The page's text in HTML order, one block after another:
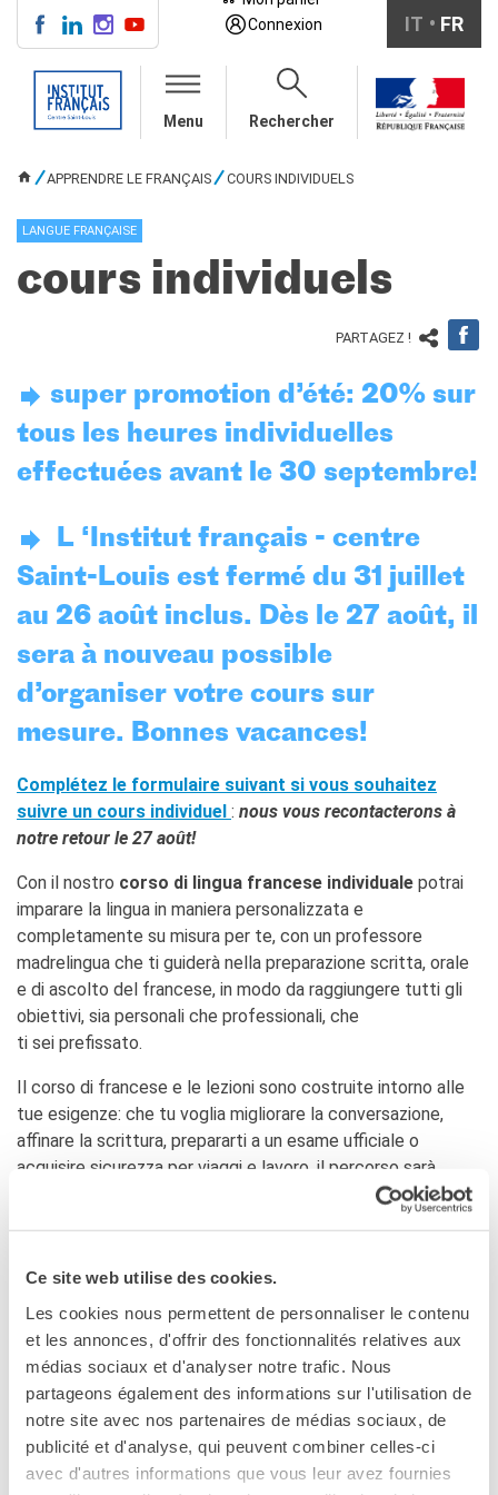
Ce site web utilise des cookies.
Les cookies nous permettent de personnaliser le contenu
et les annonces, d'offrir des fonctionnalités relatives aux
médias sociaux et d'analyser notre trafic. Nous
partageons également des informations sur l'utilisation de
notre site avec nos partenaires de médias sociaux, de
publicité et d'analyse, qui peuvent combiner celles-ci
avec d'autres informations que vous leur avez fournies
CENTRE SAINT-LOUIS
INFOS PRATIQUES
COURS DE FRANÇAIS
collectifs pour ados
entreprises/institutions
en auto-apprentissage
DELF bambini
DELF ragazzi
DELF/DALF per adulti
Ev@lang
BAMBINI
CINÉMA
ÉVÉNEMENTS
PROFESSEURS ET
ÉCOLES
Attività per le scuole
Offerta formativa
CENTRE SAINT-LOUIS
Chaire Méditerranée
Prix de Lubac
Bourses
Archivio
Giubileo 2025
LOCATIONS
QUI SOMMES-NOUS?
Nos partenaires
BLOG
Connexion
IT FR
Menu Rechercher
APPRENDRE LE FRANÇAIS COURS INDIVIDUELS
LANGUE FRANÇAISE
cours individuels
PARTAGEZ !
super promotion d’été: 20% sur
tous les heures individuelles
effectuées avant le 30 septembre!
L ‘Institut français - centre
Saint-Louis est fermé du 31 juillet
au 26 août inclus. Dès le 27 août, il
sera à nouveau possible
d’organiser votre cours sur
mesure. Bonnes vacances!
Complétez le formulaire suivant si vous souhaitez
suivre un cours individuel : nous vous recontacterons à
notre retour le 27 août!
Con il nostro corso di lingua francese individuale potrai
imparare la lingua in maniera personalizzata e
completamente su misura per te, con un professore
madrelingua che ti guiderà nella preparazione scritta, orale
e di ascolto del francese, in modo da raggiungere tutti gli
obiettivi, sia personali che professionali, che
ti sei prefissato.
Il corso di francese e le lezioni sono costruite intorno alle
tue esigenze: che tu voglia migliorare la conversazione,
affinare la scrittura, prepararti a un esame ufficiale o
acquisire sicurezza per viaggi e lavoro, il percorso sarà
sempre calibrato sul tuo ritmo e sul tuo livello.Richiedi info
corso duo (2 persone dello stesso livello già
conoscenti) :da €35/ora a persona
corso trio (3 persone dello stesso livelli già
conoscenti): da €28/ora a persona
lezioni a scelta in presenza a Roma o in
videoconferenza su zoom o misto